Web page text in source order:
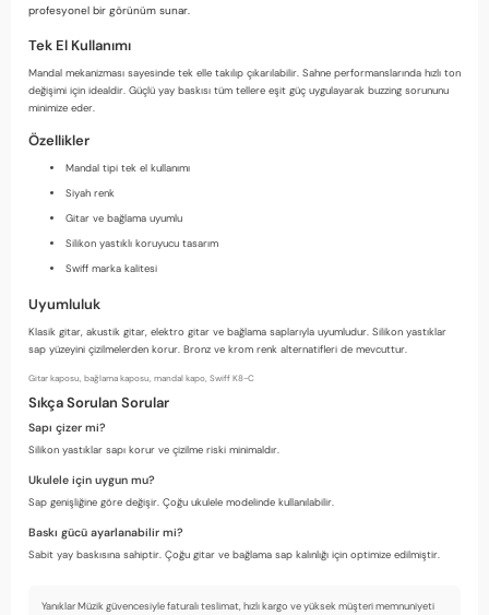
profesyonel bir görünüm sunar.
Tek El Kullanımı
Mandal mekanizması sayesinde tek elle takılıp çıkarılabilir. Sahne performanslarında hızlı ton
değişimi için idealdir. Güçlü yay baskısı tüm tellere eşit güç uygulayarak buzzing sorununu
minimize eder.
Özellikler
Mandal tipi tek el kullanımı
Siyah renk
Gitar ve bağlama uyumlu
Silikon yastıklı koruyucu tasarım
Swiff marka kalitesi
Uyumluluk
Klasik gitar, akustik gitar, elektro gitar ve bağlama saplarıyla uyumludur. Silikon yastıklar
sap yüzeyini çizilmelerden korur. Bronz ve krom renk alternatifleri de mevcuttur.
Gitar kaposu, bağlama kaposu, mandal kapo, Swiff K8-C
Sıkça Sorulan Sorular
Sapı çizer mi?
Silikon yastıklar sapı korur ve çizilme riski minimaldır.
Ukulele için uygun mu?
Sap genişliğine göre değişir. Çoğu ukulele modelinde kullanılabilir.
Baskı gücü ayarlanabilir mi?
Sabit yay baskısına sahiptir. Çoğu gitar ve bağlama sap kalınlığı için optimize edilmiştir.
Yanıklar Müzik güvencesiyle faturalı teslimat, hızlı kargo ve yüksek müşteri memnuniyeti